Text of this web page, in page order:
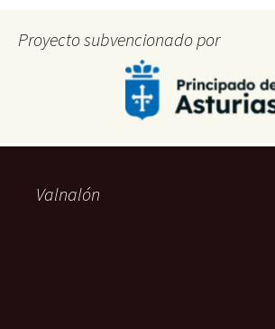
Proyecto subvencionado por
Valnalón